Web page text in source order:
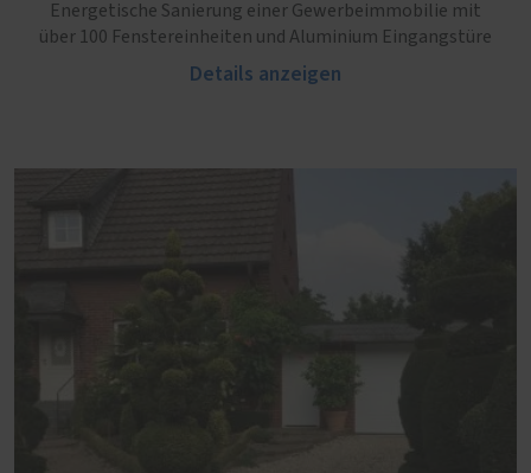
Energetische Sanierung einer Gewerbeimmobilie mit
über 100 Fenstereinheiten und Aluminium Eingangstüre
Details anzeigen